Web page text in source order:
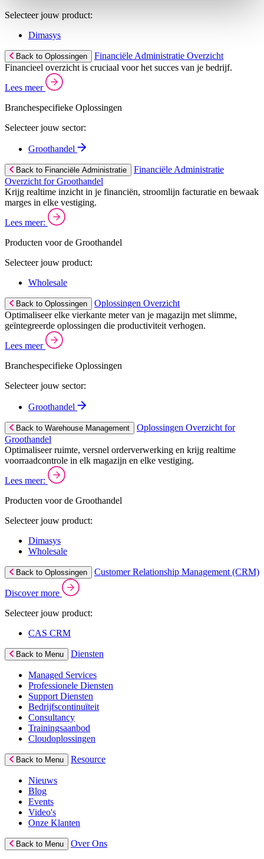
Selecteer jouw product:
Dimasys
Back to Oplossingen
Financiële Administratie Overzicht
Financieel overzicht is cruciaal voor het succes van je bedrijf.
Lees meer
Branchespecifieke Oplossingen
Selecteer jouw sector:
Groothandel
Back to Financiële Administratie
Financiële Administratie
Overzicht for Groothandel
Krijg realtime inzicht in je financiën, stroomlijn facturatie en bewaak
marges in elke vestiging.
Lees meer:
Producten voor de Groothandel
Selecteer jouw product:
Wholesale
Back to Oplossingen
Oplossingen Overzicht
Optimaliseer elke vierkante meter van je magazijn met slimme,
geïntegreerde oplossingen die productiviteit verhogen.
Lees meer
Branchespecifieke Oplossingen
Selecteer jouw sector:
Groothandel
Back to Warehouse Management
Oplossingen Overzicht for
Groothandel
Optimaliseer ruimte, versnel orderverwerking en krijg realtime
voorraadcontrole in elk magazijn en elke vestiging.
Lees meer:
Producten voor de Groothandel
Selecteer jouw product:
Dimasys
Wholesale
Back to Oplossingen Customer Relationship Management (CRM)
Discover more
Selecteer jouw product:
CAS CRM
Back to Menu Diensten
Managed Services
Professionele Diensten
Support Diensten
Bedrijfscontinuïteit
Consultancy
Trainingsaanbod
Cloudoplossingen
Back to Menu Resource
Nieuws
Blog
Events
Video's
Onze Klanten
Back to Menu Over Ons